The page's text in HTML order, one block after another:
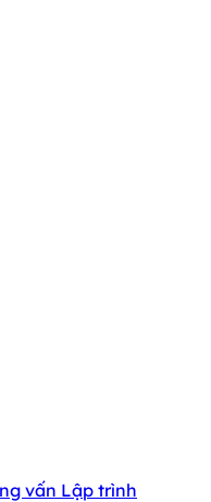
vấn Lập trình